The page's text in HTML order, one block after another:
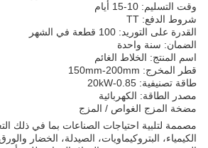
وقت التسليم: 10-15 أيام
شروط الدفع: TT
القدرة على التوريد: 100 قطعة في الشهر
الضمان: سنة واحدة
اسم المنتج: الخلاط الغائم
قطر المخرج: 150mm-200mm
طاقة تصنيفية: 0.85-20kW
مصدر الطاقة: الكهربائية
مضخة المزج الغواص / المزج
مصممة لتلبية احتياجات الصناعات بما في ذلك
الكيمياء، البتروكيماويات، الصيدلة، الخضار